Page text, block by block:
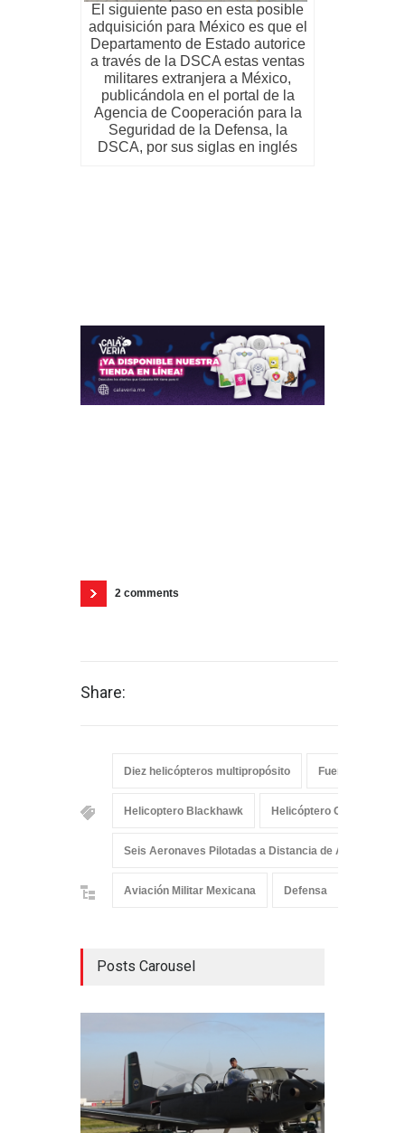
El siguiente paso en esta posible
adquisición para México es que el
Departamento de Estado autorice
a través de la DSCA estas ventas
militares extranjera a México,
publicándola en el portal de la
Agencia de Cooperación para la
Seguridad de la Defensa, la
DSCA, por sus siglas en inglés
2 comments
Share:
Diez helicópteros multipropósito Fuerza Aérea
Helicoptero Blackhawk Helicóptero Cougar
Seis Aeronaves Pilotadas a Distancia de Alcance
Aviación Militar Mexicana Defensa
Posts Carousel